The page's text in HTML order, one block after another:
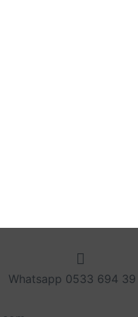
Whatsapp 0533 694